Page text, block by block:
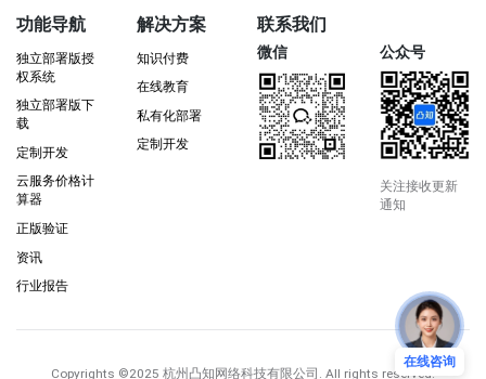
功能导航
独立部署版授
权系统
独立部署版下
载
定制开发
云服务价格计
算器
正版验证
资讯
行业报告
解决方案
知识付费
在线教育
私有化部署
定制开发
联系我们
微信 公众号
关注接收更新
通知
Copyrights ©2025 杭州凸知网络科技有限公司 . All rights reserved.
在线咨询